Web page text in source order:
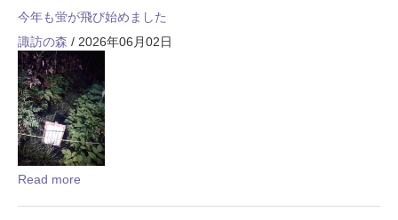
今年も蛍が飛び始めました
諏訪の森 / 2026年06月02日
Read more